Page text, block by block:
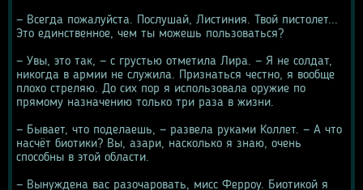
— Всегда пожалуйста. Послушай, Листиния. Твой пистолет...
Это единственное, чем ты можешь пользоваться?
— Увы, это так, — с грустью отметила Лира. — Я не солдат,
никогда в армии не служила. Признаться честно, я вообще
плохо стреляю. До сих пор я использовала оружие по
прямому назначению только три раза в жизни.
— Бывает, что поделаешь, — развела руками Коллет. — А что
насчёт биотики? Вы, азари, насколько я знаю, очень
способны в этой области.
— Вынуждена вас разочаровать, мисс Ферроу. Биотикой я